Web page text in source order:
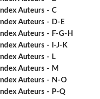
Index Auteurs - C
Index Auteurs - D-E
Index Auteurs - F-G-H
Index Auteurs - I-J-K
Index Auteurs - L
Index Auteurs - M
Index Auteurs - N-O
Index Auteurs - P-Q